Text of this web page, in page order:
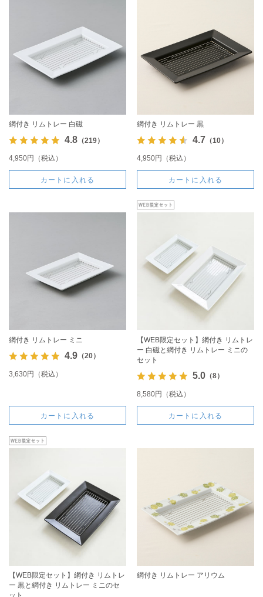
網付き リムトレー 白磁
4.8（219）
4,950円（税込）
カートに入れる
網付き リムトレー 黒
4.7 （10）
4,950円（税込）
カートに入れる
網付き リムトレー ミニ
4.9（20）
3,630円（税込）
カートに入れる
【WEB限定セット】網付き リムトレ
ー 白磁と網付き リムトレー ミニの
セット
5.0（8）
8,580円（税込）
カートに入れる
【WEB限定セット】網付き リムトレ
ー 黒と網付き リムトレー ミニのセ
網付き リムトレー アリウム